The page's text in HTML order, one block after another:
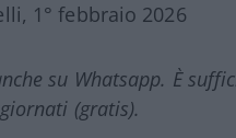
1° febbraio 2026
su Whatsapp. È
(gratis).